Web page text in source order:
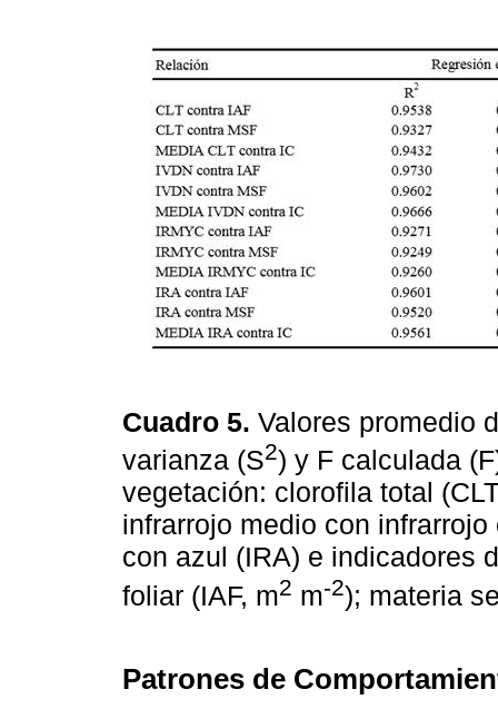
Cuadro 5. Valores promedio
varianza (S2) y F calculada
vegetación: clorofila total
infrarrojo medio con
con azul (IRA) e indicadores
foliar (IAF, m2 m-2); materia
Patrones de